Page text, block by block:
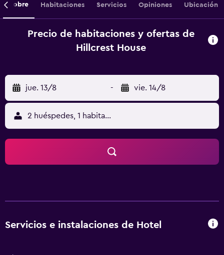
Sobre Habitaciones Servicios Opiniones Ubicación
Precio de habitaciones y ofertas de
Hillcrest House
jue. 13/8 - vie. 14/8
2 huéspedes, 1 habitación
Servicios e instalaciones de Hotel